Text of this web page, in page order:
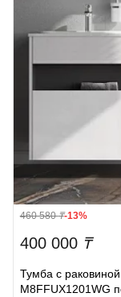
460 580₸-13%
400 000 ₸
Тумба с
M8FFUX1201WG